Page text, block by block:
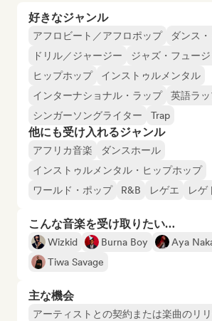
好きなジャンル
アフロビート／アフロポップ
ダンス
ドリル／ジャージー
ジャズ・フュー
ヒップホップ
インストゥルメンタル
インターナショナル・ラップ
英語ラ
シンガーソングライター
Trap
他にも受け入れるジャンル
アフリカ音楽
ダンスホール
インストゥルメンタル・ヒップホップ
ワールド・ポップ
R&B レゲエ レゲ
こんな音楽を受け取りたい…
Wizkid Burna Boy
Aya
Tiwa Savage
主な機会
アーティストとの契約または楽曲のリ